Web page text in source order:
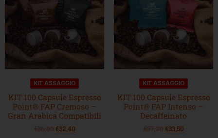
KIT ASSAGGIO
KIT 100 Capsule Espresso
Point® FAP Cremoso –
Gran Arabica Compatibili
€36,00 €32,40
KIT ASSAGGIO
KIT 100 Capsule Espresso
Point® FAP Intenso –
Decaffeinato
€37,20 €33,50